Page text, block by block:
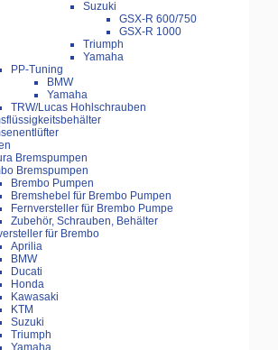
Suzuki
GSX-R 600/750
GSX-R 1000
Triumph
Yamaha
PP-Tuning
BMW
Yamaha
TRW/Lucas Hohlschrauben
Bremspumpen
Bremspumpen
Brembo Pumpen
Bremshebel für Brembo Pumpen
Fernversteller für Brembo Pumpe
Zubehör, Schrauben, Behälter
für Brembo
Aprilia
BMW
Ducati
Honda
Kawasaki
KTM
Suzuki
Triumph
Yamaha